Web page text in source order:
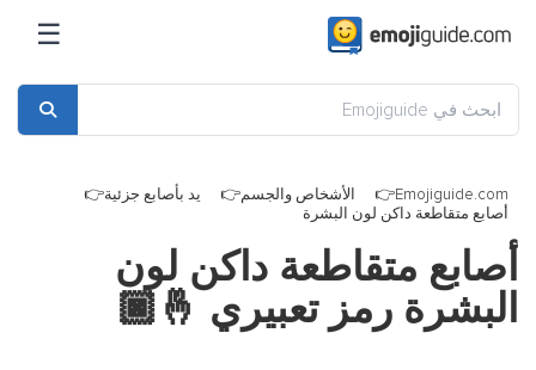
☰
Emojiguide.com الأشخاص والجسم
يد بأصابع جزئية
أصابع متقاطعة داكن لون البشرة
أصابع متقاطعة داكن لون
البشرة رمز تعبيري 🤞🏿